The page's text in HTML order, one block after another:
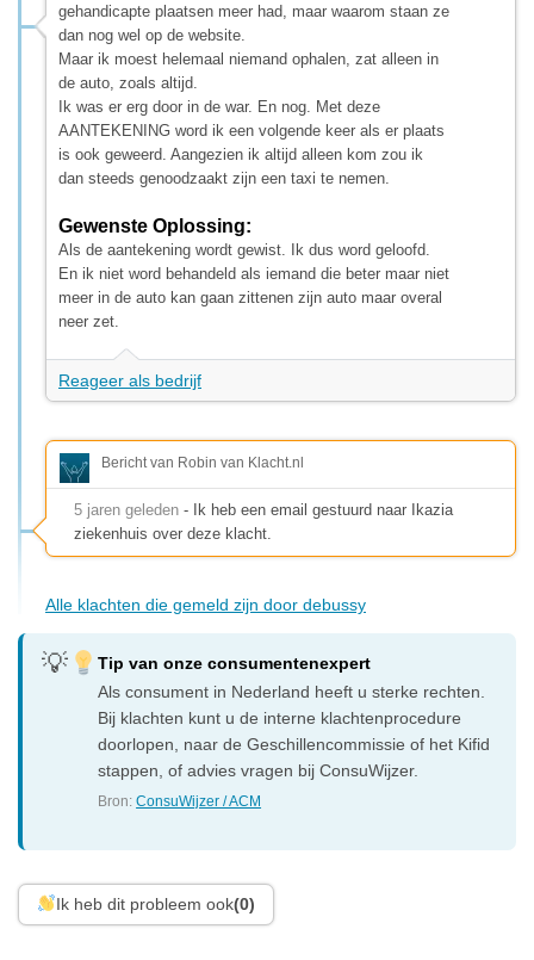
gehandicapte plaatsen meer had, maar waarom staan ze
dan nog wel op de website.
Maar ik moest helemaal niemand ophalen, zat alleen in
de auto, zoals altijd.
Ik was er erg door in de war. En nog. Met deze
AANTEKENING word ik een volgende keer als er plaats
is ook geweerd. Aangezien ik altijd alleen kom zou ik
dan steeds genoodzaakt zijn een taxi te nemen.
Gewenste Oplossing:
Als de aantekening wordt gewist. Ik dus word geloofd.
En ik niet word behandeld als iemand die beter maar niet
meer in de auto kan gaan zittenen zijn auto maar overal
neer zet.
Reageer als bedrijf
Bericht van Robin van Klacht.nl
5 jaren geleden - Ik heb een email gestuurd naar Ikazia
ziekenhuis over deze klacht.
Alle klachten die gemeld zijn door debussy
Tip van onze consumentenexpert
Als consument in Nederland heeft u sterke rechten.
Bij klachten kunt u de interne klachtenprocedure
doorlopen, naar de Geschillencommissie of het Kifid
stappen, of advies vragen bij ConsuWijzer.
Bron:ConsuWijzer / ACM
Ik heb dit probleem ook(0)